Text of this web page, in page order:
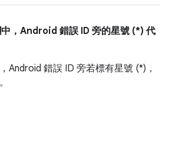
，Android 錯誤 ID 旁的星號 (*) 代
Android 錯誤 ID 旁若標有星號 (*)，